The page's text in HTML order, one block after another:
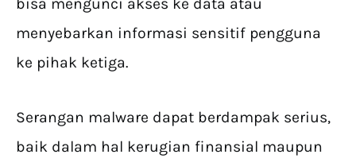
menyebarkan informasi sensitif pengguna
ke pihak ketiga.
Serangan malware dapat berdampak serius,
baik dalam hal kerugian finansial maupun